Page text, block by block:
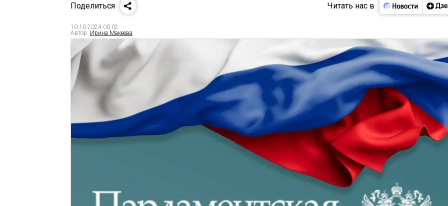
Поделиться Читать нас в
10.10.2024 00:02
Автор: Ирина Макеева